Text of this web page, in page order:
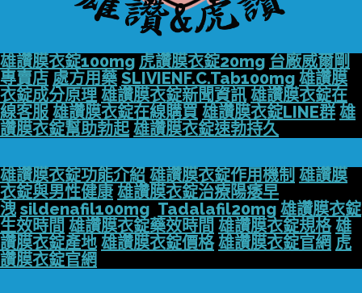
雄讚膜衣錠100mg 虎讚膜衣錠20mg 台廠威爾剛
專賣店 處方用藥 SLIVIENF.C.Tab100mg 雄讚膜
衣錠成分原理 雄讚膜衣錠新聞資訊 雄讚膜衣錠在
線客服 雄讚膜衣錠在線購買 雄讚膜衣錠LINE群 雄
讚膜衣錠幫助勃起 雄讚膜衣錠速勃持久
雄讚膜衣錠功能介紹 雄讚膜衣錠作用機制 雄讚膜
衣錠與男性健康 雄讚膜衣錠治療陽痿早
洩 sildenafil100mg Tadalafil20mg 雄讚膜衣錠
生效時間 雄讚膜衣錠藥效時間 雄讚膜衣錠規格 雄
讚膜衣錠產地 雄讚膜衣錠價格 雄讚膜衣錠官網 虎
讚膜衣錠官網